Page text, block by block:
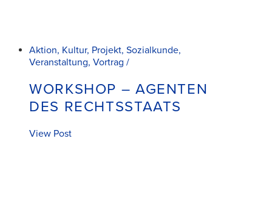
Aktion, Kultur, Projekt, Sozialkunde,
Veranstaltung, Vortrag /
WORKSHOP – AGENTEN
DES RECHTSSTAATS
View Post